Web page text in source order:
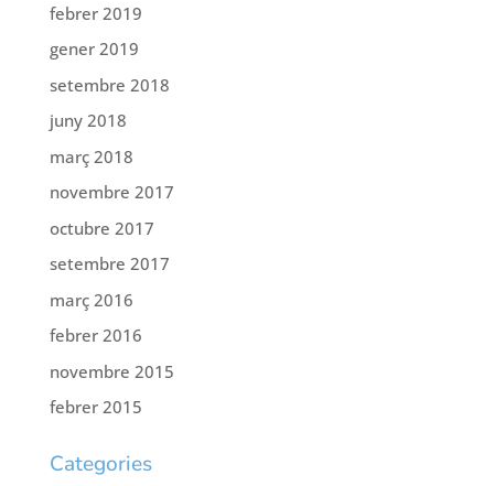
febrer 2019
gener 2019
setembre 2018
juny 2018
març 2018
novembre 2017
octubre 2017
setembre 2017
març 2016
febrer 2016
novembre 2015
febrer 2015
Categories